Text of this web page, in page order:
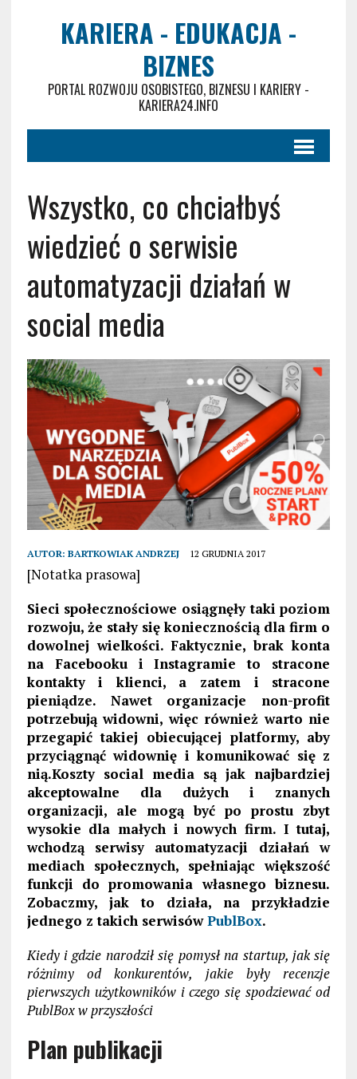
KARIERA - EDUKACJA -
BIZNES
PORTAL ROZWOJU OSOBISTEGO, BIZNESU I KARIERY -
KARIERA24.INFO
Wszystko, co chciałbyś
wiedzieć o serwisie
automatyzacji działań w
social media
AUTOR: BARTKOWIAK ANDRZEJ 12 GRUDNIA 2017
[Notatka prasowa]
Sieci społecznościowe osiągnęły taki poziom
rozwoju, że stały się koniecznością dla firm o
dowolnej wielkości. Faktycznie, brak konta
na Facebooku i Instagramie to stracone
kontakty i klienci, a zatem i stracone
pieniądze. Nawet organizacje non-profit
potrzebują widowni, więc również warto nie
przegapić takiej obiecującej platformy, aby
przyciągnąć widownię i komunikować się z
nią.Koszty social media są jak najbardziej
akceptowalne dla dużych i znanych
organizacji, ale mogą być po prostu zbyt
wysokie dla małych i nowych firm. I tutaj,
wchodzą serwisy automatyzacji działań w
mediach społecznych, spełniając większość
funkcji do promowania własnego biznesu.
Zobaczmy, jak to działa, na przykładzie
jednego z takich serwisówPublBox.
Kiedy i gdzie narodził się pomysł na startup, jak się
różnimy od konkurentów, jakie były recenzje
pierwszych użytkowników i czego się spodziewać od
PublBox w przyszłości
Plan publikacji